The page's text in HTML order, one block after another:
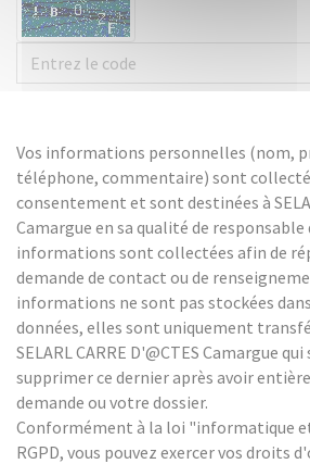
Vos informations personnelles (nom,
téléphone, commentaire) sont
consentement et sont destinées à
Camargue en sa qualité de
informations sont collectées afin de
demande de contact ou de
informations ne sont pas stockées
données, elles sont uniquement
SELARL CARRE D'@CTES Camargue
supprimer ce dernier après avoir
demande ou votre dossier.
Conformément à la loi "informatique
RGPD, vous pouvez exercer vos droits